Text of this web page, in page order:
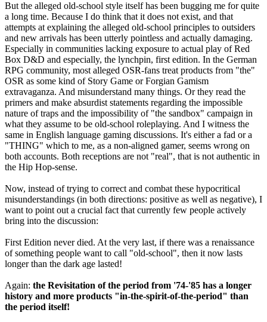
But the alleged old-school style itself has been bugging me for quite
a long time. Because I do think that it does not exist, and that
attempts at explaining the alleged old-school principles to outsiders
and new arrivals has been utterly pointless and actually damaging.
Especially in communities lacking exposure to actual play of Red
Box D&D and especially, the lynchpin, first edition. In the German
RPG community, most alleged OSR-fans treat products from "the"
OSR as some kind of Story Game or Forgian Gamism
extravaganza. And misunderstand many things. Or they read the
primers and make absurdist statements regarding the impossible
nature of traps and the impossibility of "the sandbox" campaign in
what they assume to be old-school roleplaying. And I witness the
same in English language gaming discussions. It's either a fad or a
"THING" which to me, as a non-aligned gamer, seems wrong on
both accounts. Both receptions are not "real", that is not authentic in
the Hip Hop-sense.
Now, instead of trying to correct and combat these hypocritical
misunderstandings (in both directions: positive as well as negative), I
want to point out a crucial fact that currently few people actively
bring into the discussion:
First Edition never died. At the very last, if there was a renaissance
of something people want to call "old-school", then it now lasts
longer than the dark age lasted!
Again: the Revisitation of the period from '74-'85 has a longer
history and more products "in-the-spirit-of-the-period" than
the period itself!